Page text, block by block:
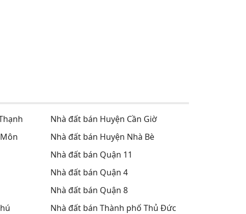
Nhà đất bán Huyện Cần Giờ
Nhà đất bán Huyện Nhà Bè
Nhà đất bán Quận 11
Nhà đất bán Quận 4
Nhà đất bán Quận 8
Nhà đất bán Thành phố Thủ Đức